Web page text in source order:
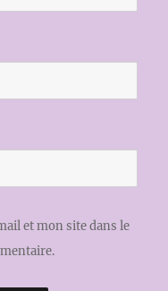
et mon site dans le